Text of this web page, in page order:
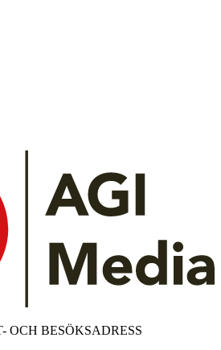
OCH BESÖKSADRESS